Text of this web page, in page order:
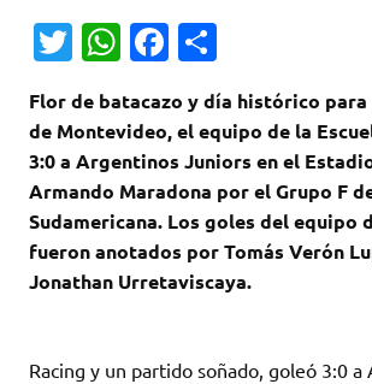
T
it
te
r
W
at
s
A
p
p
Fa
e
b
o
o
k
o
m
p
ar
ti
r
Flor de batacazo y día histórico para
de Montevideo, el equipo de la
3:0 a Argentinos Juniors en el
Armando Maradona por el Grupo F
Sudamericana. Los goles del equipo
fueron anotados por Tomás Verón
Jonathan Urretaviscaya.
Racing y un partido soñado, goleó 3:0